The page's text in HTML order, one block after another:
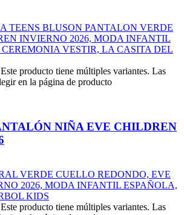
Este producto tiene múltiples variantes. Las
en la página de producto
NIÑA EVE CHILDREN
Este producto tiene múltiples variantes. Las